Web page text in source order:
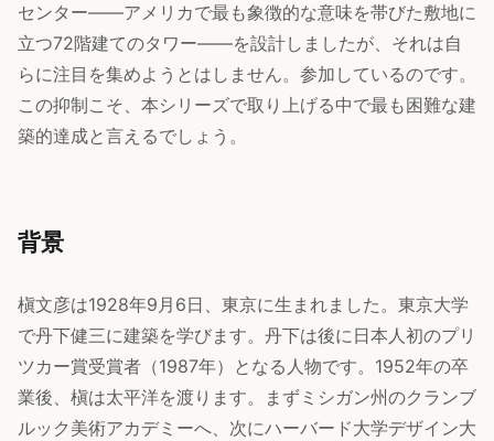
センター——アメリカで最も象徴的な意味を帯びた敷地に
立つ72階建てのタワー——を設計しましたが、それは自
らに注目を集めようとはしません。参加しているのです。
この抑制こそ、本シリーズで取り上げる中で最も困難な建
築的達成と言えるでしょう。
背景
槇文彦は1928年9月6日、東京に生まれました。東京大学
で丹下健三に建築を学びます。丹下は後に日本人初のプリ
ツカー賞受賞者（1987年）となる人物です。1952年の卒
業後、槇は太平洋を渡ります。まずミシガン州のクランブ
ルック美術アカデミーへ、次にハーバード大学デザイン大